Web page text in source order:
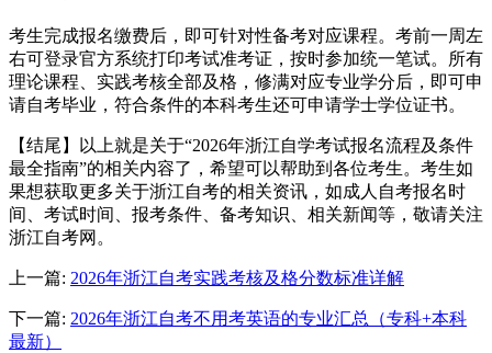
考生完成报名缴费后，即可针对性备考对应课程。考前一周左
右可登录官方系统打印考试准考证，按时参加统一笔试。所有
理论课程、实践考核全部及格，修满对应专业学分后，即可申
请自考毕业，符合条件的本科考生还可申请学士学位证书。
【结尾】以上就是关于“2026年浙江自学考试报名流程及条件
最全指南”的相关内容了，希望可以帮助到各位考生。考生如
果想获取更多关于浙江自考的相关资讯，如成人自考报名时
间、考试时间、报考条件、备考知识、相关新闻等，敬请关注
浙江自考网。
上一篇: 2026年浙江自考实践考核及格分数标准详解
下一篇: 2026年浙江自考不用考英语的专业汇总（专科+本科
最新）